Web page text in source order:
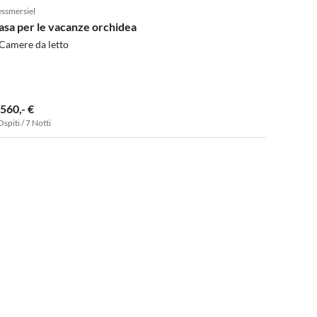
per le vacanze orchidea
da letto
€
/ 7 Notti